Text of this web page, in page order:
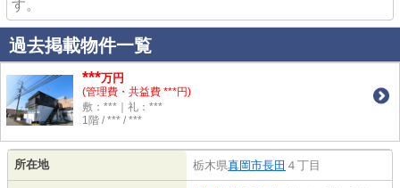
す。
過去掲載物件一覧
***万円
(管理費・共益費 ***円)
敷：***｜礼：***
1階 / *** / ***
所在地 栃木県真岡市長田 ４丁目